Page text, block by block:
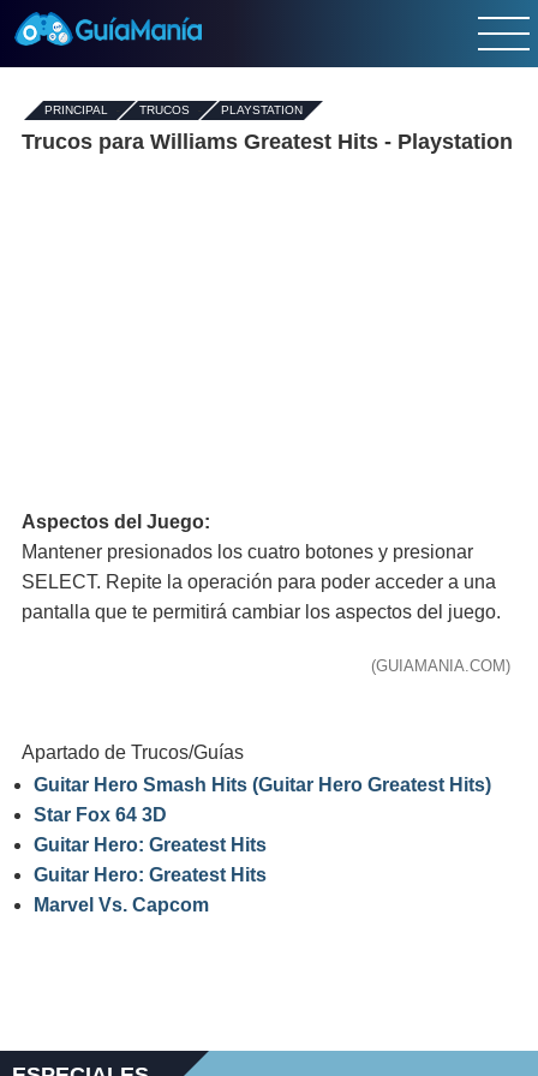
PRINCIPAL - TRUCOS- PLAYSTATION
Trucos para Williams Greatest Hits - Playstation
Aspectos del Juego:
Mantener presionados los cuatro botones y presionar
SELECT. Repite la operación para poder acceder a una
pantalla que te permitirá cambiar los aspectos del juego.
(GUIAMANIA.COM)
Apartado de Trucos/Guías
Guitar Hero Smash Hits (Guitar Hero Greatest Hits)
Star Fox 64 3D
Guitar Hero: Greatest Hits
Guitar Hero: Greatest Hits
Marvel Vs. Capcom